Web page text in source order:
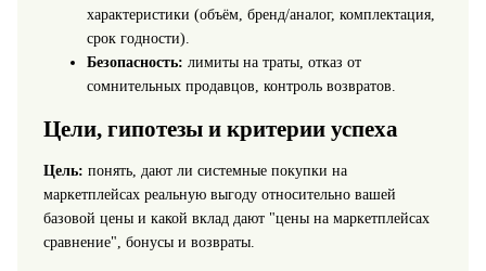
характеристики (объём, бренд/аналог, комплектация,
срок годности).
Безопасность: лимиты на траты, отказ от
сомнительных продавцов, контроль возвратов.
Цели, гипотезы и критерии успеха
Цель: понять, дают ли системные покупки на
маркетплейсах реальную выгоду относительно вашей
базовой цены и какой вклад дают "цены на маркетплейсах
сравнение", бонусы и возвраты.